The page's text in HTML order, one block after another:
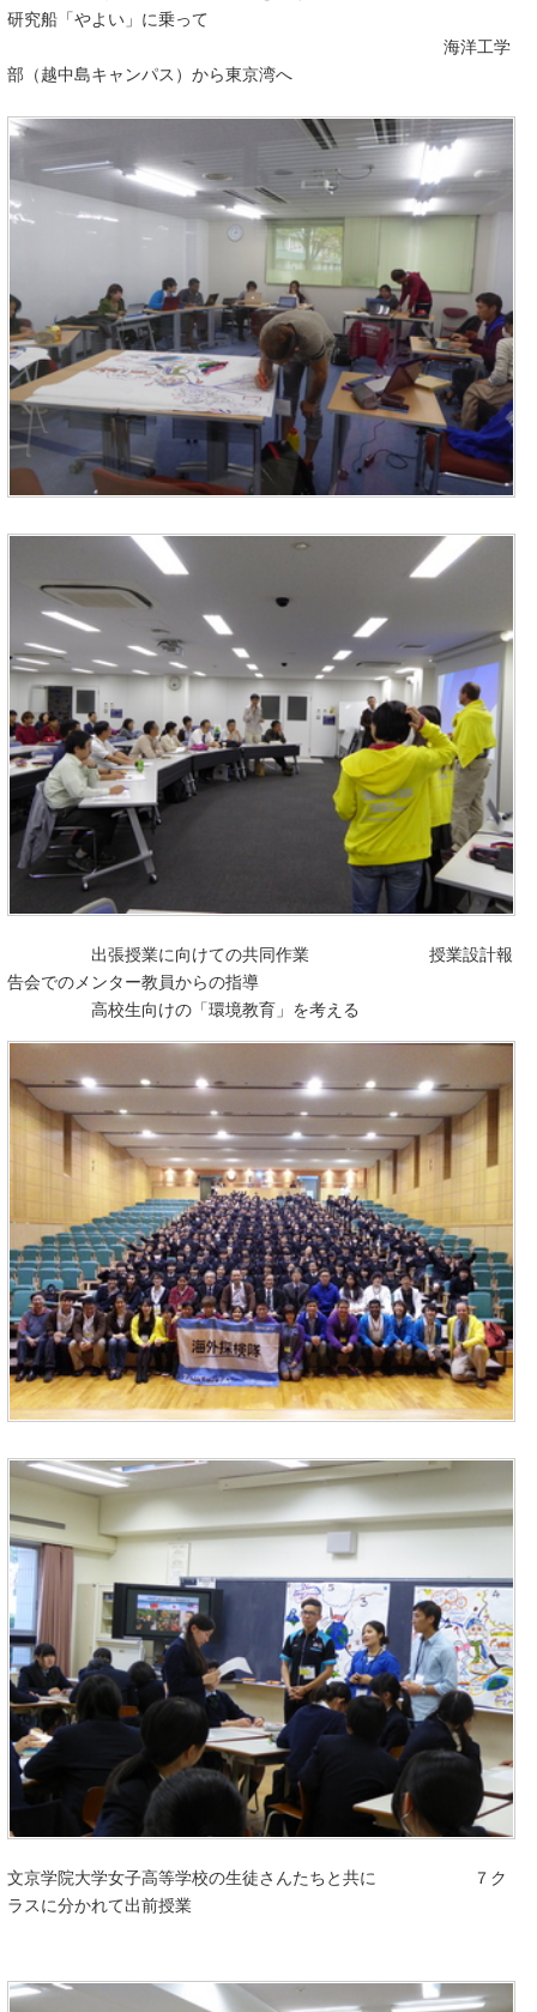
研究船「やよい」に乗って
海洋工学
部（越中島キャンパス）から東京湾へ
出張授業に向けての共同作業 授業設計報
告会でのメンター教員からの指導
高校生向けの「環境教育」を考える
文京学院大学女子高等学校の生徒さんたちと共に
７ク
ラスに分かれて出前授業